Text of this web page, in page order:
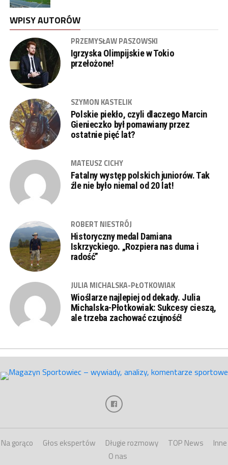
WPISY AUTORÓW
PRZEMYSŁAW PASZOWSKI
Igrzyska Olimpijskie w Tokio
przełożone!
SZYMON KASTELIK
Polskie piekło, czyli dlaczego Marcin
Gienieczko był pomawiany przez
ostatnie pięć lat?
MATEUSZ CICHY
Fatalny występ polskich juniorów. Tak
źle nie było niemal od 20 lat!
ROBERT NIESTRÓJ
Historyczny medal Damiana
Iskrzyckiego. „Rozpiera nas duma i
radość”
JULIA MICHALSKA-PŁOTKOWIAK
Wioślarze najlepiej od dekady. Julia
Michalska-Płotkowiak: Sukcesy cieszą,
ale trzeba zachować czujność!
Na gorąco Głos ekspertów Długie rozmowy TOP News
Inne
O nas